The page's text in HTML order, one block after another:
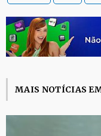
MAIS NOTÍCIAS